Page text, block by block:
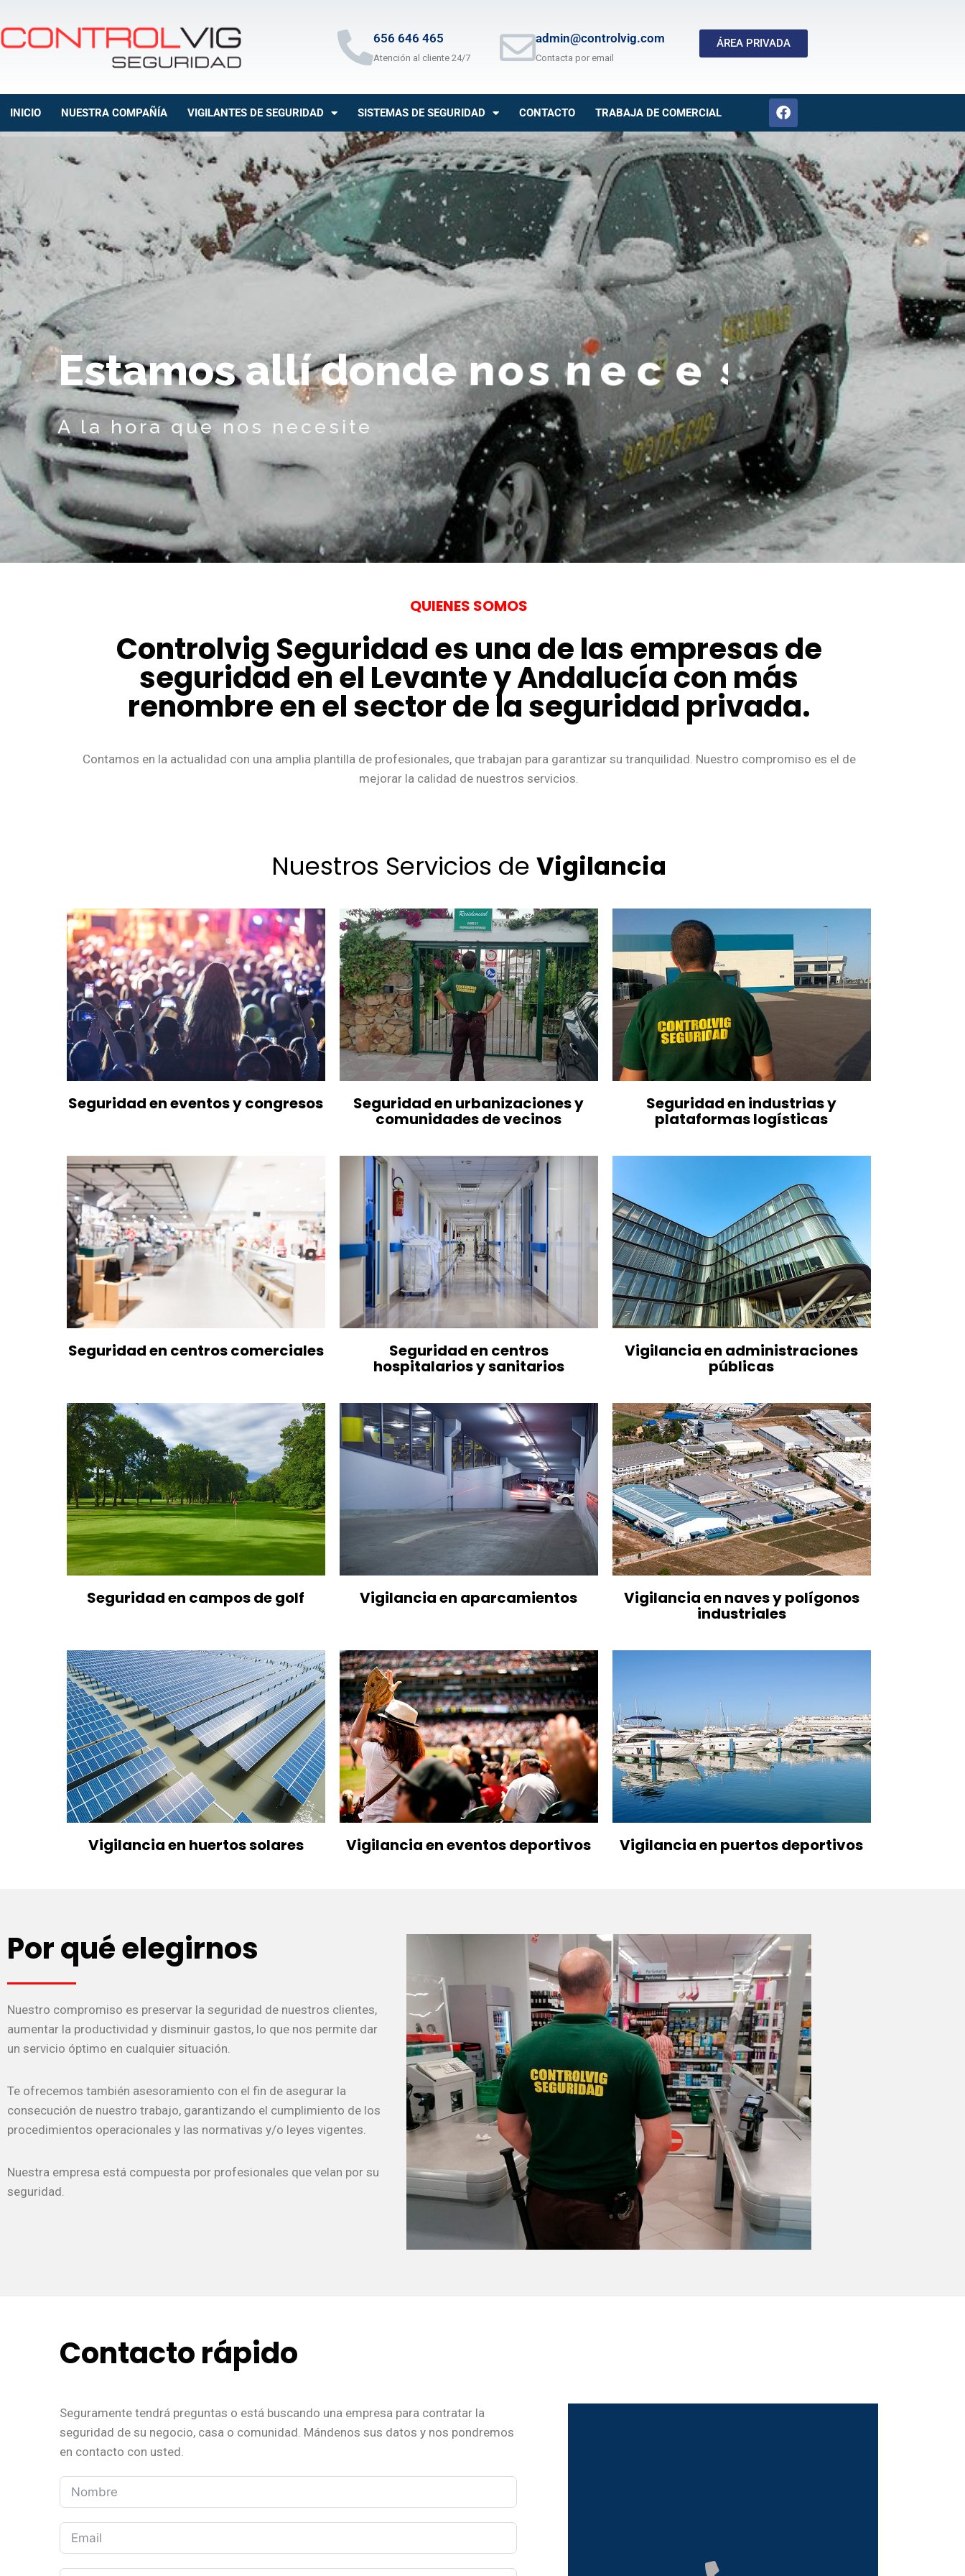
656 646 465
Atención al cliente 24/7
admin@controlvig.com
Contacta por email
ÁREA PRIVADA
INICIO NUESTRA COMPAÑÍA VIGILANTES DE SEGURIDAD SISTEMAS DE SEGURIDAD CONTACTO TRABAJA DE COMERCIAL
Estamos allí donde nos necesite
A la hora que nos necesite
QUIENES SOMOS
Controlvig Seguridad es una de las empresas de
seguridad en el Levante y Andalucía con más
renombre en el sector de la seguridad privada.
Contamos en la actualidad con una amplia plantilla de profesionales, que trabajan para garantizar su tranquilidad. Nuestro compromiso es el de
mejorar la calidad de nuestros servicios.
Nuestros Servicios de Vigilancia
Seguridad en eventos y congresos Seguridad en urbanizaciones y
comunidades de vecinos
Seguridad en industrias y
plataformas logísticas
Seguridad en centros comerciales Seguridad en centros
hospitalarios y sanitarios
Vigilancia en administraciones
públicas
Seguridad en campos de golf Vigilancia en aparcamientos Vigilancia en naves y polígonos
industriales
Vigilancia en huertos solares Vigilancia en eventos deportivos Vigilancia en puertos deportivos
Por qué elegirnos
Nuestro compromiso es preservar la seguridad de nuestros clientes,
aumentar la productividad y disminuir gastos, lo que nos permite dar
un servicio óptimo en cualquier situación.
Te ofrecemos también asesoramiento con el fin de asegurar la
consecución de nuestro trabajo, garantizando el cumplimiento de los
procedimientos operacionales y las normativas y/o leyes vigentes.
Nuestra empresa está compuesta por profesionales que velan por su
seguridad.
Contacto rápido
Seguramente tendrá preguntas o está buscando una empresa para contratar la
seguridad de su negocio, casa o comunidad. Mándenos sus datos y nos pondremos
en contacto con usted.